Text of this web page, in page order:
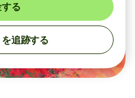
る
追跡する